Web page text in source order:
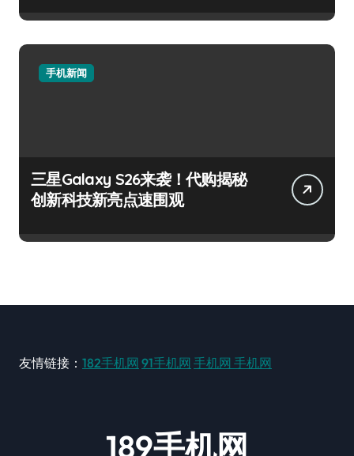
手机新闻
三星Galaxy S26来袭！代购揭秘
创新科技新亮点速围观
友情链接： 182手机网 91手机网 手机网 手机网
189手机网